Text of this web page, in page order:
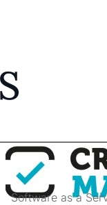
Software as a